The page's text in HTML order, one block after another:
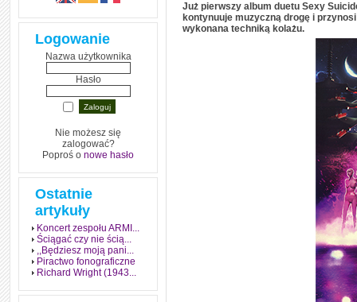
Logowanie
Nazwa użytkownika
Hasło
Nie możesz się
zalogować?
Poproś o nowe hasło
Ostatnie
artykuły
Koncert zespołu ARMI...
Ściągać czy nie ścią...
,,Będziesz moją pani...
Piractwo fonograficzne
Richard Wright (1943...
Już pierwszy album duetu Sexy
kontynuuje muzyczną drogę i
wykonana techniką kolażu.